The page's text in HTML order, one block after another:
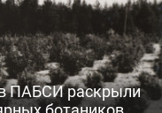
ПАБСИ раскрыли